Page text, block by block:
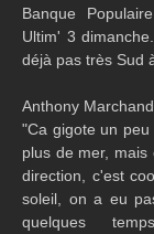
Banque
Ultim' 3
déjà pas très Sud
Anthony
"Ca gigote un
plus de mer, mais
direction, c'est
soleil, on a eu
quelques